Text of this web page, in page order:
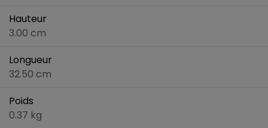
Hauteur
3.00 cm
Longueur
32.50 cm
Poids
0.37 kg